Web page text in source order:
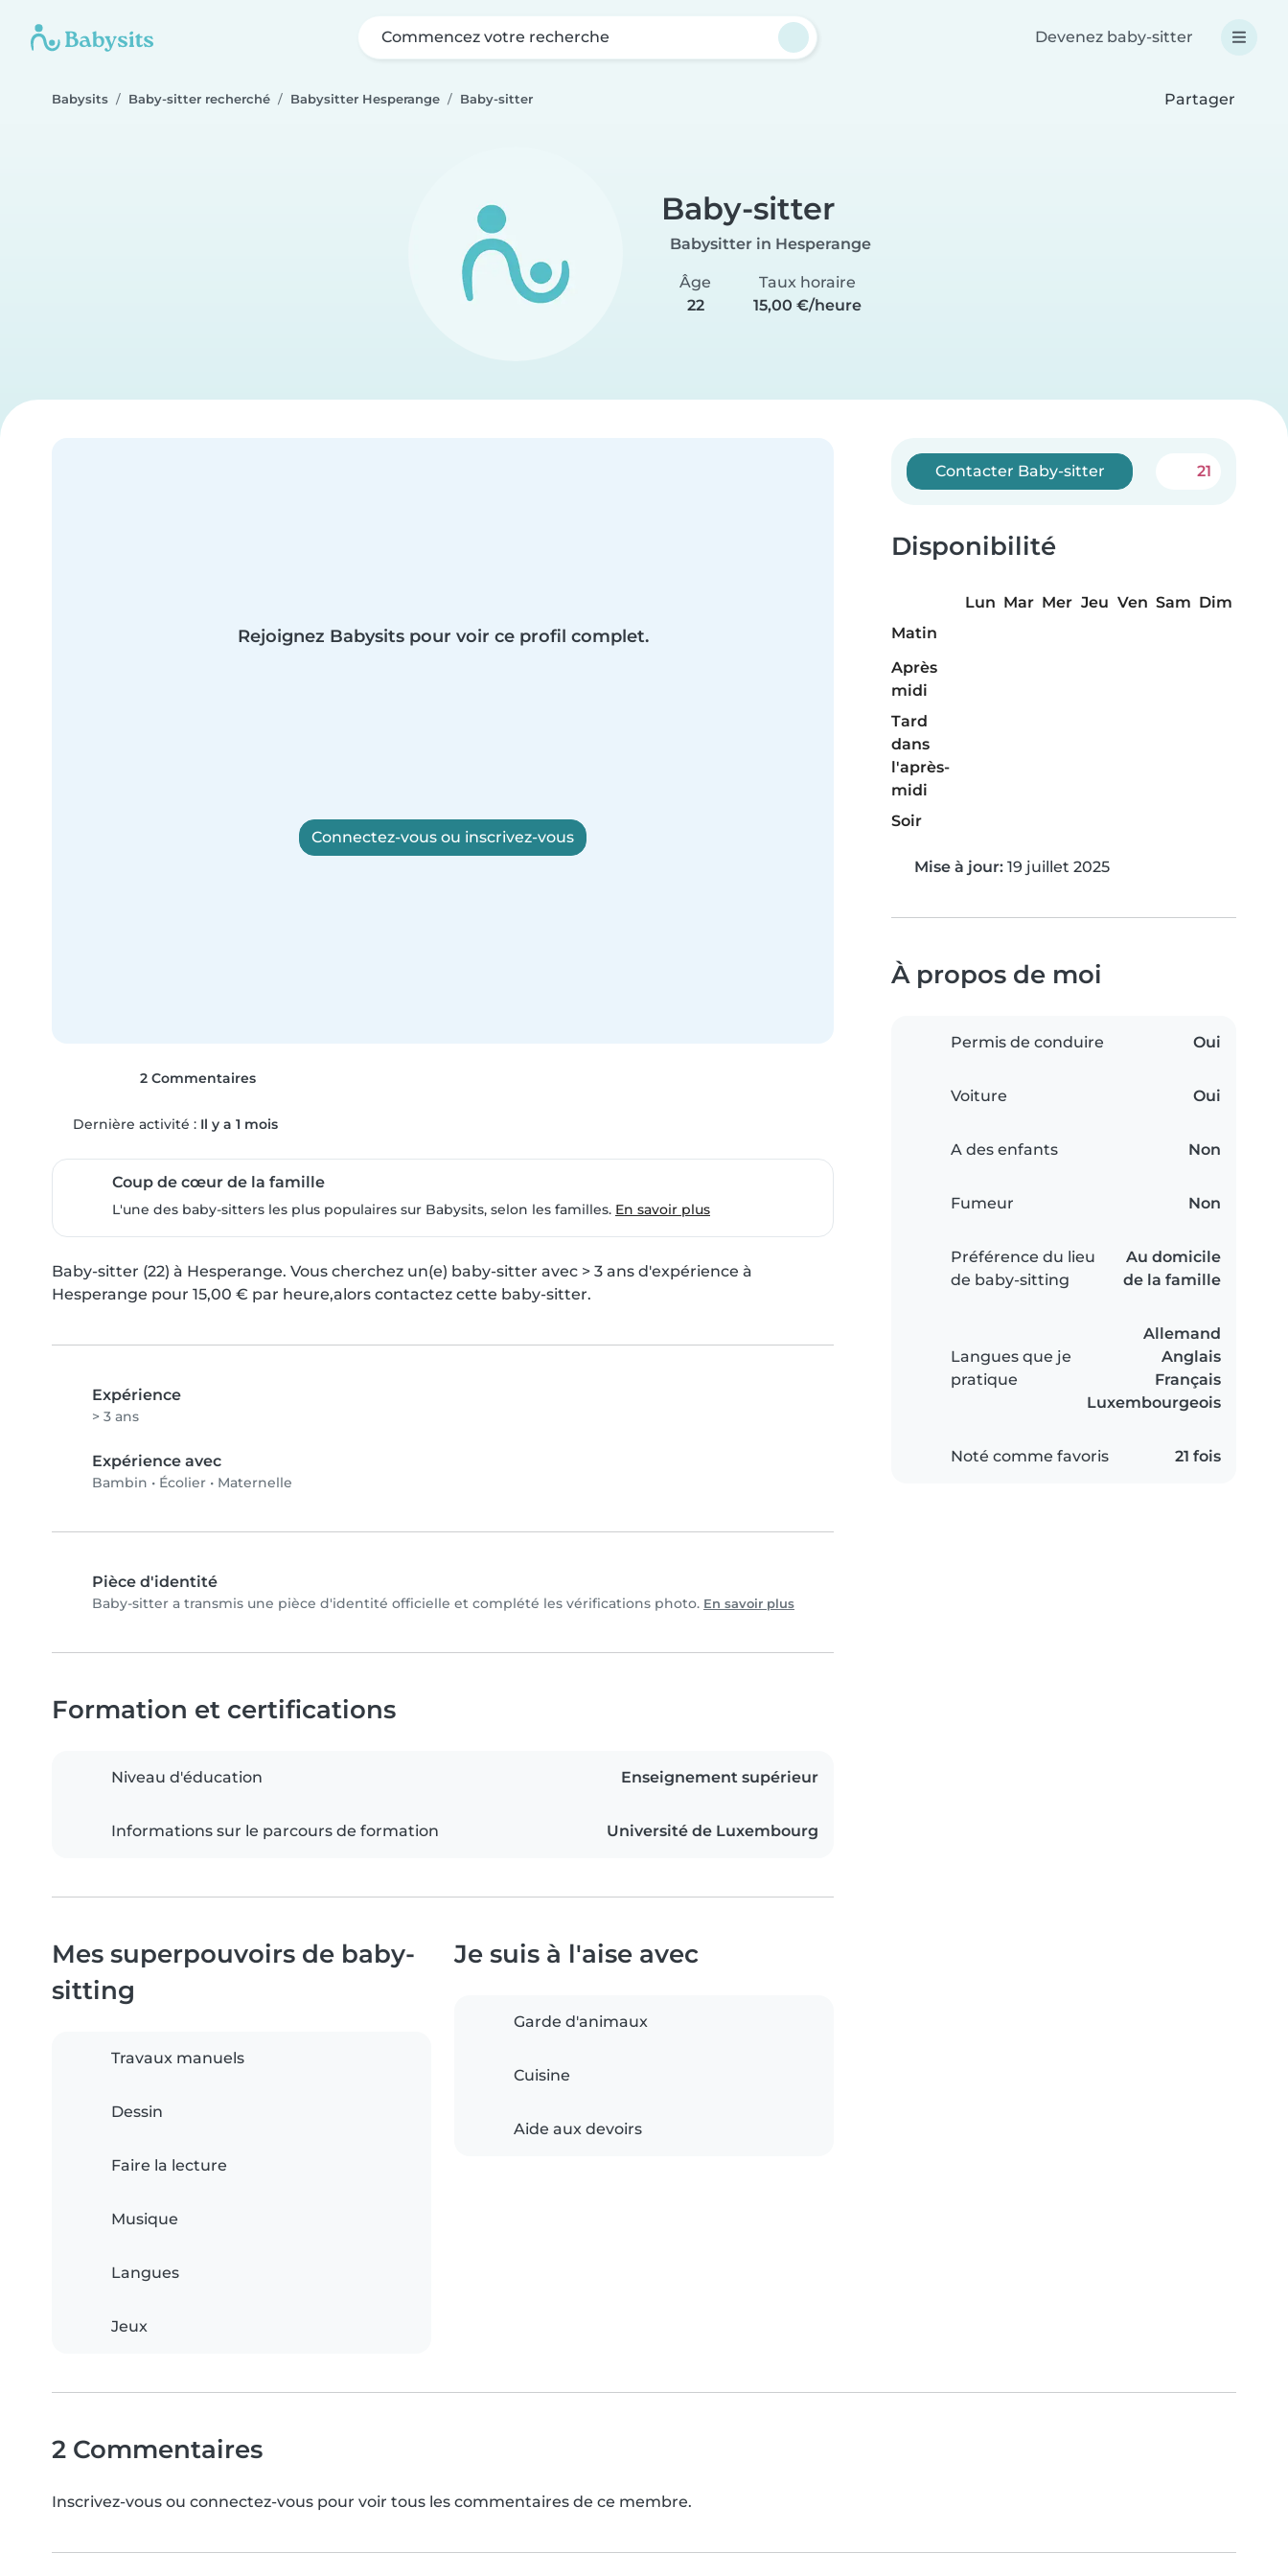
Commencez votre recherche Devenez baby-sitter
Babysits Baby-sitter recherché Babysitter Hesperange Baby-sitter Partager
Baby-sitter
Babysitter in Hesperange
Âge
22
Taux horaire
15,00 €/heure
Rejoignez Babysits pour voir ce profil complet.
Connectez-vous ou inscrivez-vous
2 Commentaires
Dernière activité : Il y a 1 mois
Coup de cœur de la famille
L'une des baby-sitters les plus populaires sur Babysits, selon les familles. En savoir plus
Baby-sitter (22) à Hesperange. Vous cherchez un(e) baby-sitter avec > 3 ans d'expérience à
Hesperange pour 15,00 € par heure,alors contactez cette baby-sitter.
Expérience
> 3 ans
Expérience avec
Bambin • Écolier • Maternelle
Pièce d'identité
Baby-sitter a transmis une pièce d'identité officielle et complété les vérifications photo. En savoir plus
Contacter Baby-sitter 21
Disponibilité
Lun Mar Mer Jeu Ven Sam Dim
Matin
Après
midi
Tard
dans
l'après-
midi
Soir
Mise à jour: 19 juillet 2025
À propos de moi
Permis de conduire Oui
Voiture Oui
A des enfants Non
Fumeur Non
Préférence du lieu
de baby-sitting
Au domicile
de la famille
Langues que je
pratique
Allemand
Anglais
Français
Luxembourgeois
Noté comme favoris 21 fois
Formation et certifications
Niveau d'éducation Enseignement supérieur
Informations sur le parcours de formation Université de Luxembourg
Mes superpouvoirs de baby-
sitting
Travaux manuels
Dessin
Faire la lecture
Musique
Langues
Jeux
Je suis à l'aise avec
Garde d'animaux
Cuisine
Aide aux devoirs
2 Commentaires
Inscrivez-vous ou connectez-vous pour voir tous les commentaires de ce membre.